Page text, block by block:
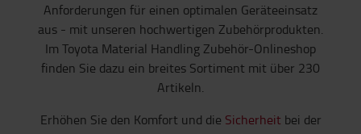
Anforderungen für einen optimalen Geräteeinsatz
aus - mit unseren hochwertigen Zubehörprodukten.
Im Toyota Material Handling Zubehör-Onlineshop
finden Sie dazu ein breites Sortiment mit über 230
Artikeln.
Erhöhen Sie den Komfort und die Sicherheit bei der